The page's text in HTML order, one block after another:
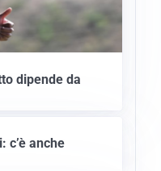
dipende da
c’è anche